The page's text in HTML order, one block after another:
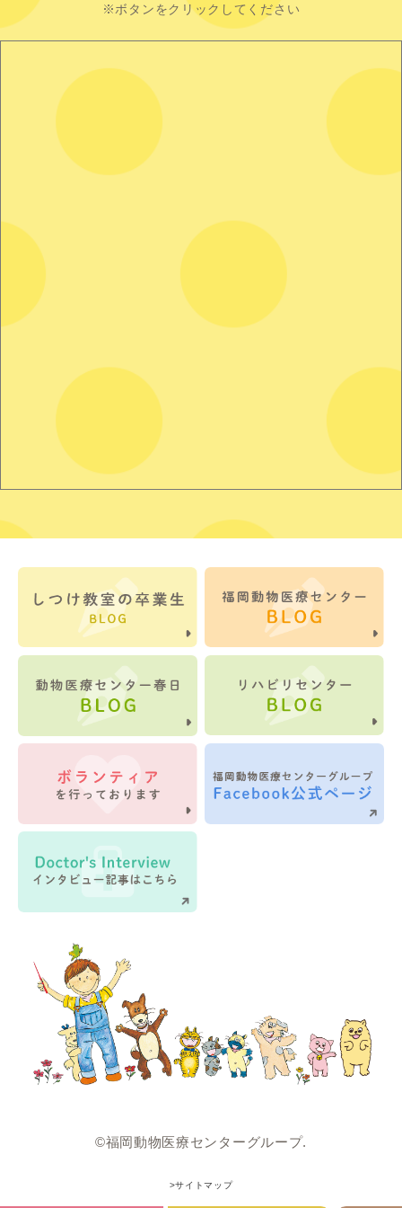
※ボタンをクリックしてください
©福岡動物医療センターグループ.
>サイトマップ